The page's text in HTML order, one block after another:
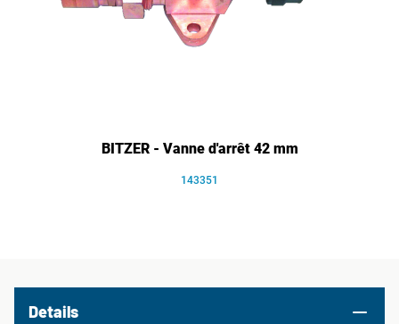
BITZER - Vanne d'arrêt 42 mm
143351
Details